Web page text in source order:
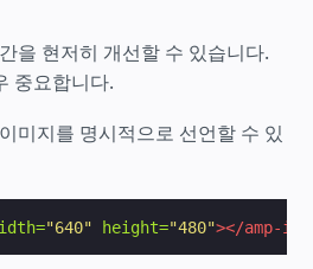
을 현저히 개선할 수 있습니다.
중요합니다.
미지를 명시적으로 선언할 수 있
"640" height="480"></amp-img>